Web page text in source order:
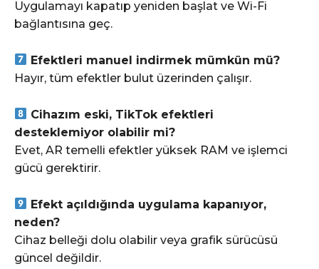
Uygulamayı kapatıp yeniden başlat ve Wi-Fi
bağlantısına geç.
Efektleri manuel indirmek mümkün mü?
Hayır, tüm efektler bulut üzerinden çalışır.
Cihazım eski, TikTok efektleri
desteklemiyor olabilir mi?
Evet, AR temelli efektler yüksek RAM ve işlemci
gücü gerektirir.
Efekt açıldığında uygulama kapanıyor,
neden?
Cihaz belleği dolu olabilir veya grafik sürücüsü
güncel değildir.